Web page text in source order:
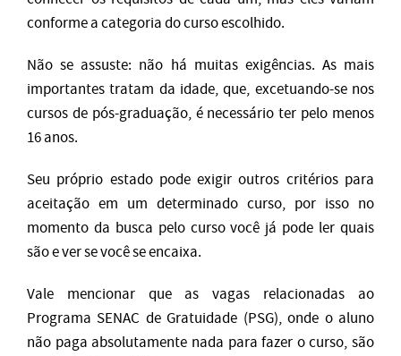
conforme a categoria do curso escolhido.
Não se assuste: não há muitas exigências. As mais
importantes tratam da idade, que, excetuando-se nos
cursos de pós-graduação, é necessário ter pelo menos
16 anos.
Seu próprio estado pode exigir outros critérios para
aceitação em um determinado curso, por isso no
momento da busca pelo curso você já pode ler quais
são e ver se você se encaixa.
Vale mencionar que as vagas relacionadas ao
Programa SENAC de Gratuidade (PSG), onde o aluno
não paga absolutamente nada para fazer o curso, são